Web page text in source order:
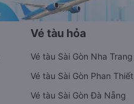
Vé tàu hỏa
Vé tàu Sài Gòn Nha Trang
Vé tàu Sài Gòn Phan Thiết
Vé tàu Sài Gòn Đà Nẵng